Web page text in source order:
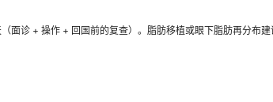
面诊 + 操作 + 回国前的复查）。脂肪移植或眼下脂肪再分布